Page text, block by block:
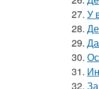
27. У
28.
29.
30.
31.
32.